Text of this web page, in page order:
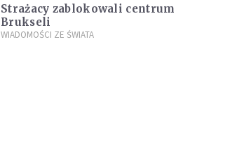
Strażacy zablokowali centrum
Brukseli
WIADOMOŚCI ZE ŚWIATA